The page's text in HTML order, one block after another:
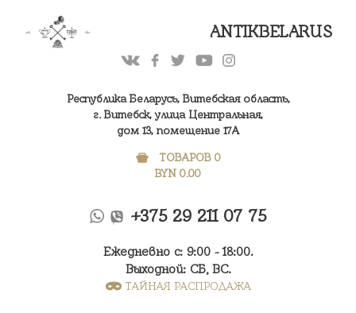
Республика Беларусь, Витебская область,
г. Витебск, улица Центральная,
дом 13, помещение 17А
ANTIKBELARUS
ТОВАРОВ 0
BYN 0.00
+375 29 211 07 75
Ежедневно с: 9:00 - 18:00.
Выходной: СБ, ВС.
ТАЙНАЯ РАСПРОДАЖА